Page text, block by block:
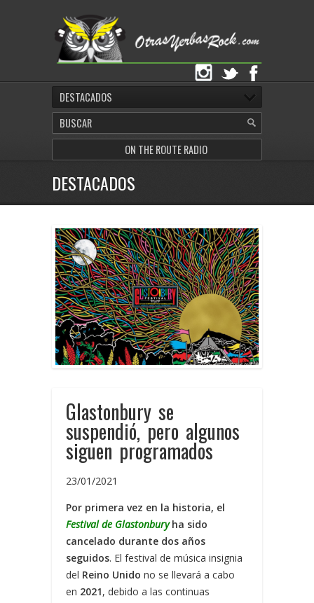
DESTACADOS
ON THE ROUTE RADIO
DESTACADOS
Glastonbury se
suspendió, pero algunos
siguen programados
23/01/2021
Por primera vez en la historia, el
Festival de Glastonburyha sido
cancelado durante dos años
seguidos. El festival de música insignia
del Reino Unido no se llevará a cabo
en 2021, debido a las continuas